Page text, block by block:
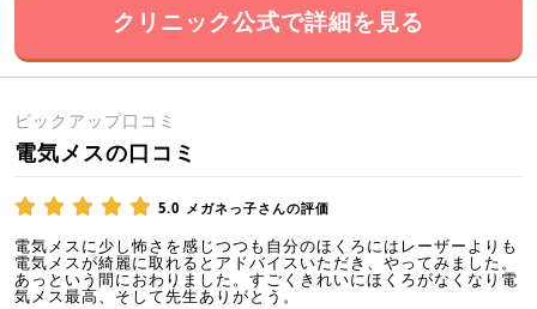
クリニック公式で詳細を見る
ピックアップ口コミ
電気メスの口コミ
5.0 メガネっ子さんの評価
電気メスに少し怖さを感じつつも自分のほくろにはレーザーよりも
電気メスが綺麗に取れるとアドバイスいただき、やってみました。
あっという間におわりました。すごくきれいにほくろがなくなり電
気メス最高、そして先生ありがとう。